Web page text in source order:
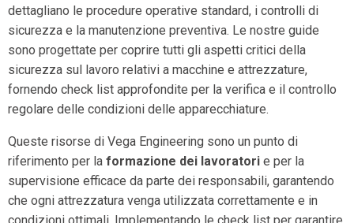
dettagliano le procedure operative standard, i controlli di
sicurezza e la manutenzione preventiva. Le nostre guide
sono progettate per coprire tutti gli aspetti critici della
sicurezza sul lavoro relativi a macchine e attrezzature,
fornendo check list approfondite per la verifica e il controllo
regolare delle condizioni delle apparecchiature.
Queste risorse di Vega Engineering sono un punto di
riferimento per la formazione dei lavoratori e per la
supervisione efficace da parte dei responsabili, garantendo
che ogni attrezzatura venga utilizzata correttamente e in